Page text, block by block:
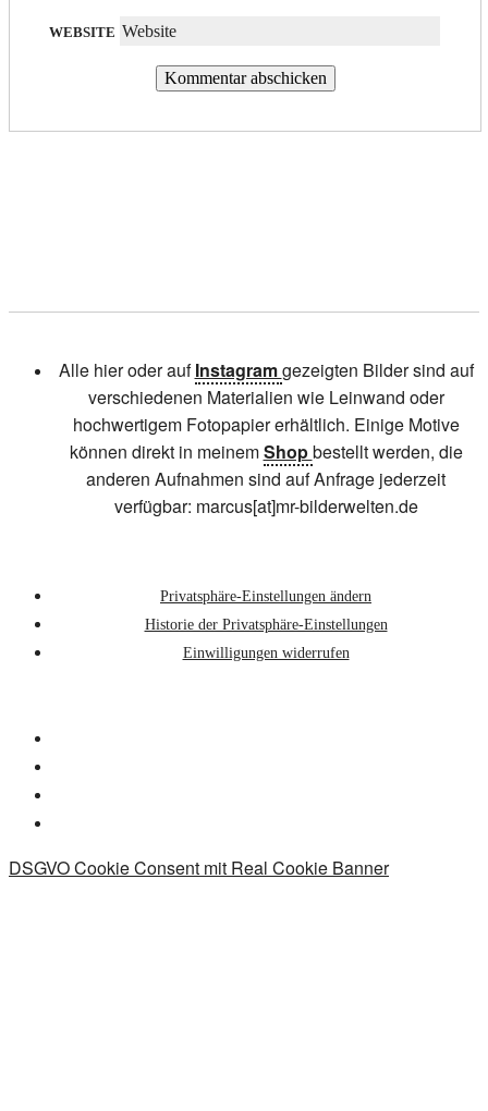
WEBSITE
Alle hier oder aufInstagramgezeigten Bilder sind auf
verschiedenen Materialien wie Leinwand oder
hochwertigem Fotopapier erhältlich. Einige Motive
können direkt in meinemShopbestellt werden, die
anderen Aufnahmen sind auf Anfrage jederzeit
verfügbar: marcus[at]mr-bilderwelten.de
Privatsphäre-Einstellungen ändern
Historie der Privatsphäre-Einstellungen
Einwilligungen widerrufen
DSGVO Cookie Consent mit Real Cookie Banner